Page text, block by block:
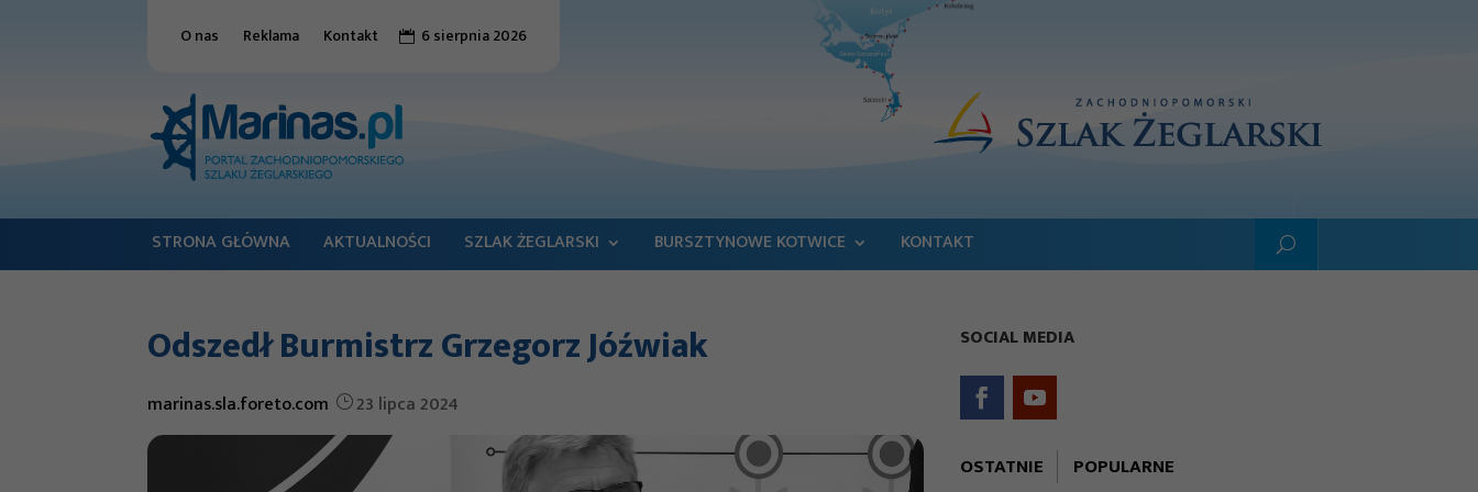
O nas Reklama Kontakt  6 sierpnia 2026
STRONA GŁÓWNA AKTUALNOŚCI SZLAK ŻEGLARSKI BURSZTYNOWE KOTWICE KONTAKT
Odszedł Burmistrz Grzegorz Jóźwiak
marinas.sla.foreto.com 23 lipca 2024
SOCIAL MEDIA
OSTATNIE POPULARNE